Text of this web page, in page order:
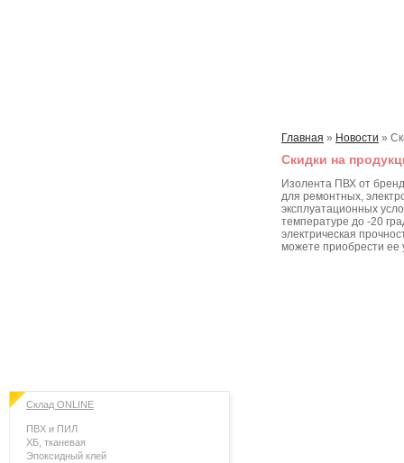
Склад ONLINE
ПВХ и ПИЛ
ХБ, тканевая
Эпоксидный клей
Главная » Новости »
Скидки на
Изолента ПВХ от
для ремонтных,
эксплуатационных
температуре до -20
электрическая
можете приобрести ее